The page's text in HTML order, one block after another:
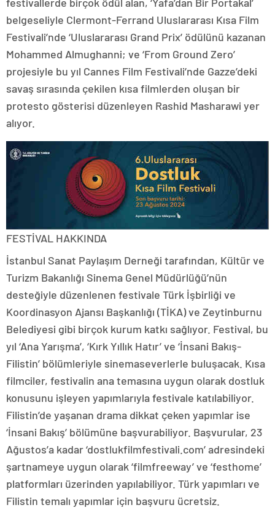
belgeseliyle Clermont-Ferrand Uluslararası Kısa Film
Festivali’nde ‘Uluslararası Grand Prix’ ödülünü kazanan
Mohammed Almughanni; ve ‘From Ground Zero’
projesiyle bu yıl Cannes Film Festivali’nde Gazze’deki
savaş sırasında çekilen kısa filmlerden oluşan bir
protesto gösterisi düzenleyen Rashid Masharawi yer
alıyor.
FESTİVAL HAKKINDA
İstanbul Sanat Paylaşım Derneği tarafından, Kültür ve
Turizm Bakanlığı Sinema Genel Müdürlüğü’nün
desteğiyle düzenlenen festivale Türk İşbirliği ve
Koordinasyon Ajansı Başkanlığı (TİKA) ve Zeytinburnu
Belediyesi gibi birçok kurum katkı sağlıyor. Festival, bu
yıl ‘Ana Yarışma’, ‘Kırk Yıllık Hatır’ ve ‘İnsani Bakış-
Filistin’ bölümleriyle sinemaseverlerle buluşacak. Kısa
filmciler, festivalin ana temasına uygun olarak dostluk
konusunu işleyen yapımlarıyla festivale katılabiliyor.
Filistin’de yaşanan drama dikkat çeken yapımlar ise
‘İnsani Bakış’ bölümüne başvurabiliyor. Başvurular, 23
Ağustos’a kadar ‘dostlukfilmfestivali.com’ adresindeki
şartnameye uygun olarak ‘filmfreeway’ ve ‘festhome’
platformları üzerinden yapılabiliyor. Türk yapımları ve
Filistin temalı yapımlar için başvuru ücretsiz.